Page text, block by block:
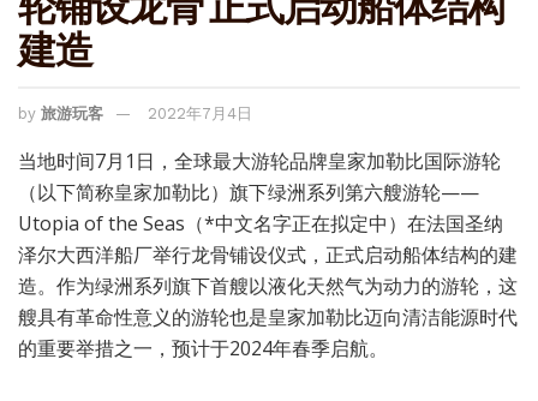
建造
by 旅游玩客 2022年7月4日
当地时间7月1日，全球最大游轮品牌皇家加勒比国际游轮
（以下简称皇家加勒比）旗下绿洲系列第六艘游轮——
Utopia of the Seas（*中文名字正在拟定中）在法国圣纳
泽尔大西洋船厂举行龙骨铺设仪式，正式启动船体结构的建
造。作为绿洲系列旗下首艘以液化天然气为动力的游轮，这
艘具有革命性意义的游轮也是皇家加勒比迈向清洁能源时代
的重要举措之一，预计于2024年春季启航。